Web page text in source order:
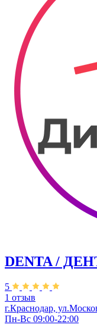
DENTA /
5
1 отзыв
г.Краснодар,
Пн-Вс 09:00-22:00